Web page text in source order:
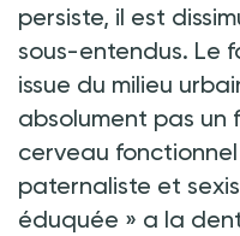
persiste, il est
sous-entendus. Le
issue du milieu
absolument pas un
cerveau
paternaliste et
éduquée » a la